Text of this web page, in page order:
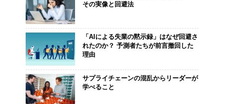
その実像と回避法
「AIによる失業の黙示録」はなぜ回避さ
れたのか？ 予測者たちが前言撤回した
理由
サプライチェーンの混乱からリーダーが
学べること